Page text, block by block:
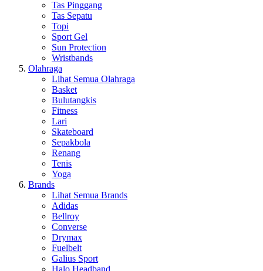
Tas Pinggang
Tas Sepatu
Topi
Sport Gel
Sun Protection
Wristbands
Olahraga
Lihat Semua Olahraga
Basket
Bulutangkis
Fitness
Lari
Skateboard
Sepakbola
Renang
Tenis
Yoga
Brands
Lihat Semua Brands
Adidas
Bellroy
Converse
Drymax
Fuelbelt
Galius Sport
Halo Headband